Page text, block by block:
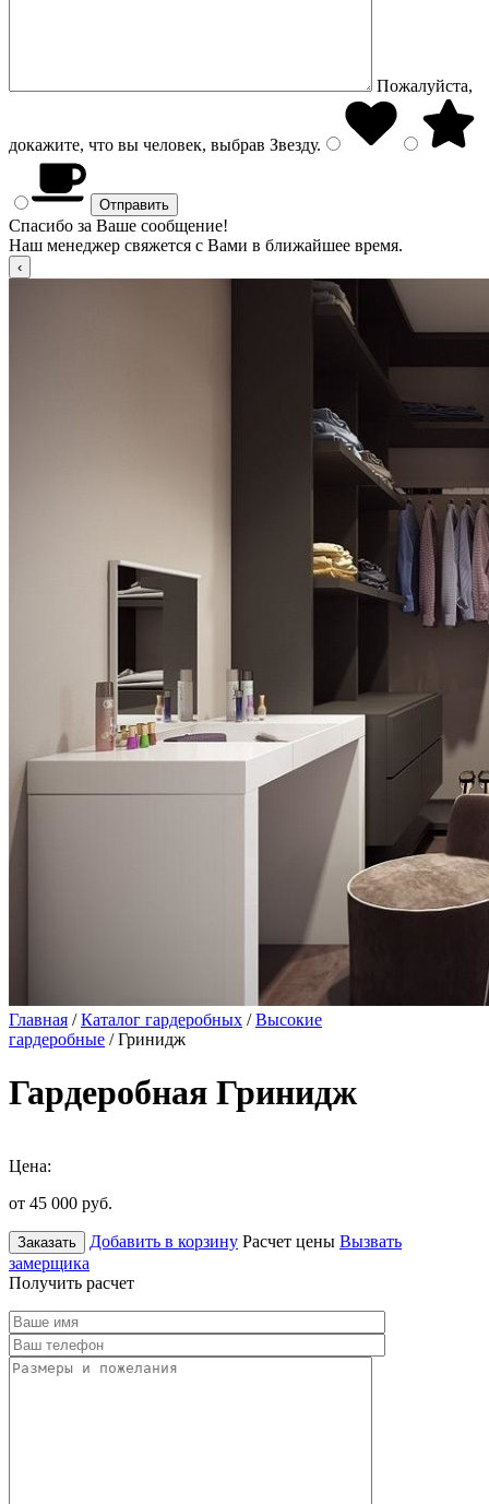
Пожалуйста,
докажите, что вы человек, выбрав Звезду.
Спасибо за Ваше сообщение!
Наш менеджер свяжется с Вами в ближайшее время.
Главная /Каталог гардеробных /Высокие
гардеробные / Гринидж
Гардеробная Гринидж
Цена:
от 45 000 руб.
Заказать Добавить в корзину Расчет цены Вызвать
замерщика
Получить расчет